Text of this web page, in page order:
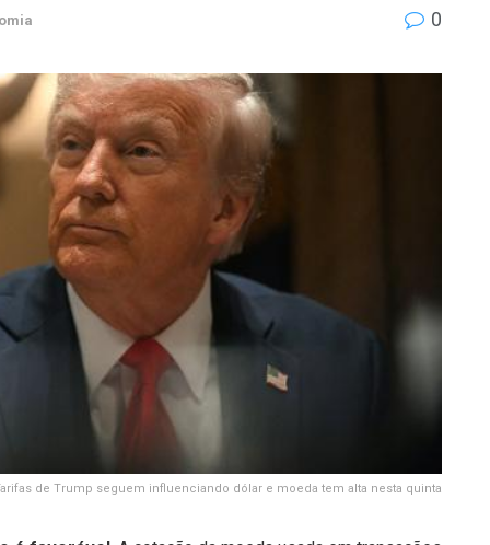
0
de Trump seguem influenciando dólar e moeda tem alta nesta quinta